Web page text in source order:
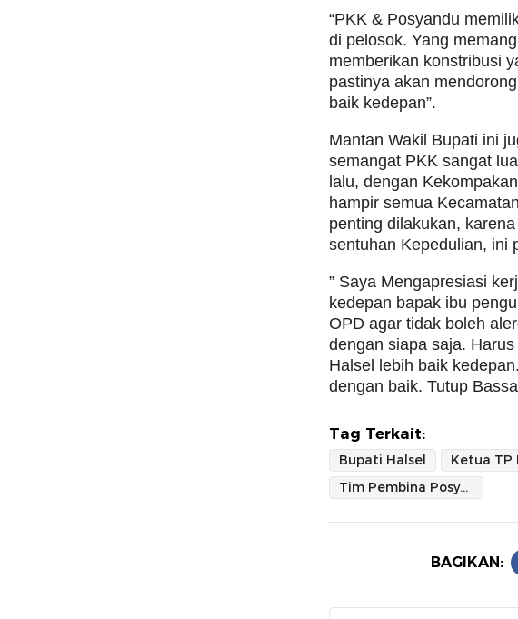
“PKK & Posyandu
di pelosok. Yang
memberikan konstribusi
pastinya akan
baik kedepan”.
Mantan Wakil Bupati ini
semangat PKK sangat
lalu, dengan
hampir semua
penting dilakukan,
sentuhan Kepedulian, ini
” Saya Mengapresiasi
kedepan bapak ibu
OPD agar tidak boleh
dengan siapa saja.
Halsel lebih baik
dengan baik. Tutup
Tag Terkait:
Bupati Halsel Ketua TP
Tim Pembina Posyandu
BAGIKAN: